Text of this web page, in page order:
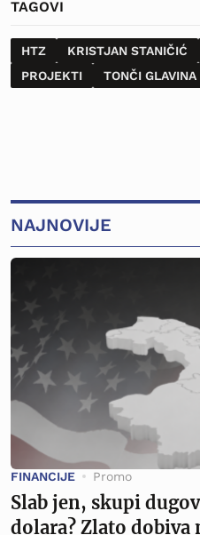
TAGOVI
HTZ KRISTJAN STANIČIĆ
PROJEKTI
TONČI GLAVINA
NAJNOVIJE
FINANCIJE Promo
Slab jen, skupi
dolara? Zlato